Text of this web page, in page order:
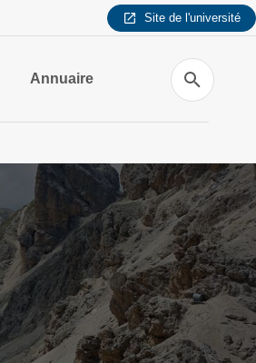
Site de l'université
Annuaire
Recherche